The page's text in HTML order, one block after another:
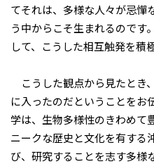
てそれは、多様な人々が忌憚
う中からこそ生まれるのです
して、こうした相互触発を積
こうした観点から見たとき
に入ったのだということをお
学は、生物多様性のきわめて
ニークな歴史と文化を有する
び、研究することを志す多様